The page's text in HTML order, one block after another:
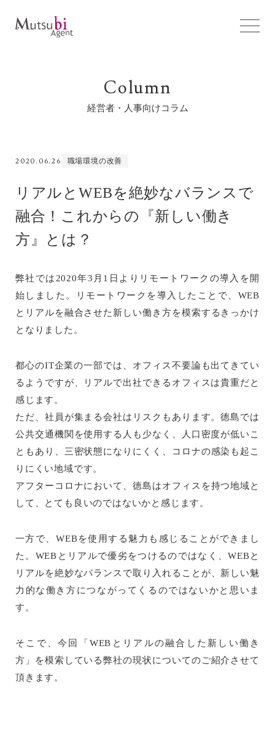
Column
経営者・人事向けコラム
2020.06.26 職場環境の改善
リアルとWEBを絶妙なバランスで
融合！これからの『新しい働き
方』とは？
弊社では2020年3月1日よりリモートワークの導入を開
始しました。リモートワークを導入したことで、WEB
とリアルを融合させた新しい働き方を模索するきっかけ
となりました。
都心のIT企業の一部では、オフィス不要論も出てきてい
るようですが、リアルで出社できるオフィスは貴重だと
感じます。
ただ、社員が集まる会社はリスクもあります。徳島では
公共交通機関を使用する人も少なく、人口密度が低いこ
ともあり、三密状態になりにくく、コロナの感染も起こ
りにくい地域です。
アフターコロナにおいて、徳島はオフィスを持つ地域と
して、とても良いのではないかと感じます。
一方で、WEBを使用する魅力も感じることができまし
た。WEBとリアルで優劣をつけるのではなく、WEBと
リアルを絶妙なバランスで取り入れることが、新しい魅
力的な働き方につながってくるのではないかと思いま
す。
そこで、今回「WEBとリアルの融合した新しい働き
方」を模索している弊社の現状についてのご紹介させて
頂きます。